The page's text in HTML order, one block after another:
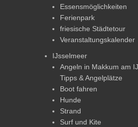
Essensmöglichkeiten
Ferienpark
friesische Städtetour
Veranstaltungskalender
IJsselmeer
Angeln in Makkum am
Tipps & Angelplätze
Boot fahren
Hunde
Strand
Surf und Kite